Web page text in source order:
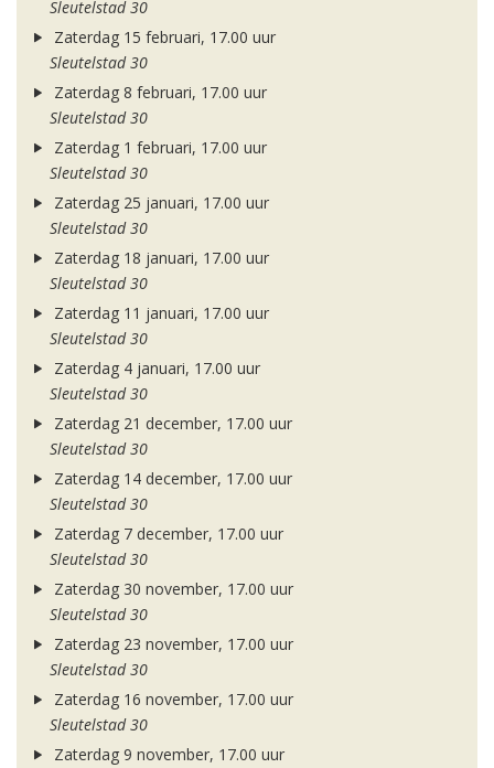
Sleutelstad 30
Zaterdag 15 februari, 17.00 uur
Sleutelstad 30
Zaterdag 8 februari, 17.00 uur
Sleutelstad 30
Zaterdag 1 februari, 17.00 uur
Sleutelstad 30
Zaterdag 25 januari, 17.00 uur
Sleutelstad 30
Zaterdag 18 januari, 17.00 uur
Sleutelstad 30
Zaterdag 11 januari, 17.00 uur
Sleutelstad 30
Zaterdag 4 januari, 17.00 uur
Sleutelstad 30
Zaterdag 21 december, 17.00 uur
Sleutelstad 30
Zaterdag 14 december, 17.00 uur
Sleutelstad 30
Zaterdag 7 december, 17.00 uur
Sleutelstad 30
Zaterdag 30 november, 17.00 uur
Sleutelstad 30
Zaterdag 23 november, 17.00 uur
Sleutelstad 30
Zaterdag 16 november, 17.00 uur
Sleutelstad 30
Zaterdag 9 november, 17.00 uur